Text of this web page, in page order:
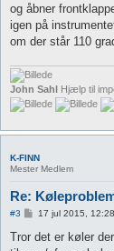
og åbner
igen på
om der står 110
John Sahl Hjælp til
K-FINN
Mester Medlem
Re:
#3
d
17 jul 2015, 12:28
Tror det er køler